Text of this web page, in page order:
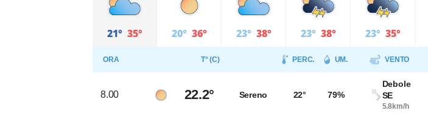
21° 35° 20° 36° 23° 38° 23° 38° 23° 35°
ORA T° (C) PERC. UM. VENTO
8.00 22.2° Sereno 22° 79%
Debole
SE
5.8km/h